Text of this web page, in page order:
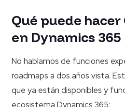
Qué puede
en Dynamics 365
No hablamos de funciones
roadmaps a dos años vista.
que ya están disponibles y
ecosistema Dynamics 365: